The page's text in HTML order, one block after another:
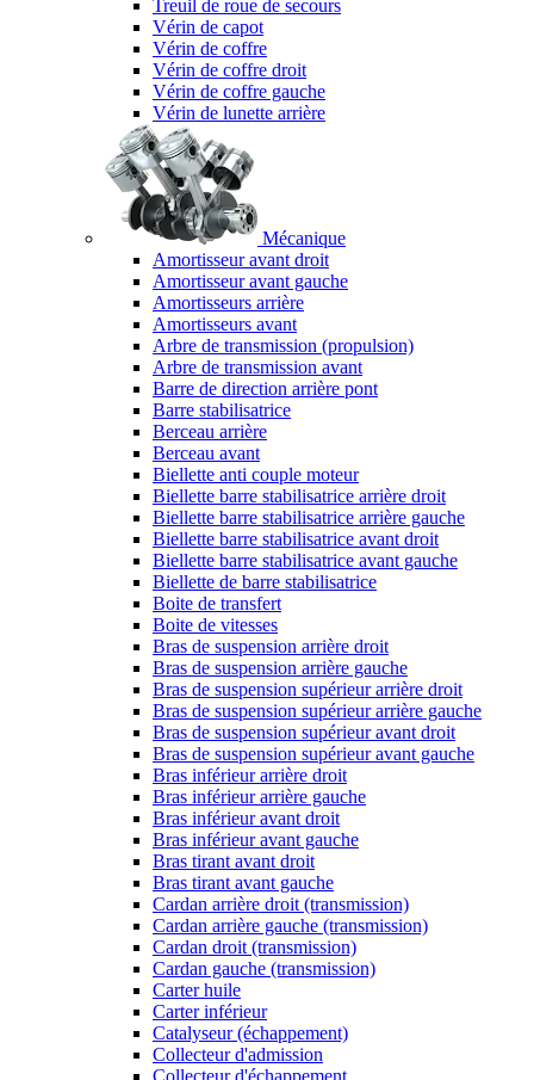
Treuil de roue de secours
Vérin de capot
Vérin de coffre
Vérin de coffre droit
Vérin de coffre gauche
Vérin de lunette arrière
Mécanique
Amortisseur avant droit
Amortisseur avant gauche
Amortisseurs arrière
Amortisseurs avant
Arbre de transmission (propulsion)
Arbre de transmission avant
Barre de direction arrière pont
Barre stabilisatrice
Berceau arrière
Berceau avant
Biellette anti couple moteur
Biellette barre stabilisatrice arrière droit
Biellette barre stabilisatrice arrière gauche
Biellette barre stabilisatrice avant droit
Biellette barre stabilisatrice avant gauche
Biellette de barre stabilisatrice
Boite de transfert
Boite de vitesses
Bras de suspension arrière droit
Bras de suspension arrière gauche
Bras de suspension supérieur arrière droit
Bras de suspension supérieur arrière gauche
Bras de suspension supérieur avant droit
Bras de suspension supérieur avant gauche
Bras inférieur arrière droit
Bras inférieur arrière gauche
Bras inférieur avant droit
Bras inférieur avant gauche
Bras tirant avant droit
Bras tirant avant gauche
Cardan arrière droit (transmission)
Cardan arrière gauche (transmission)
Cardan droit (transmission)
Cardan gauche (transmission)
Carter huile
Carter inférieur
Catalyseur (échappement)
Collecteur d'admission
Collecteur d'échappement